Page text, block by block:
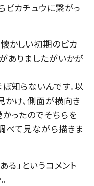
ピカチュウに繋がっ
かしい初期のピカ
ありましたがいかが
知らないんです。以
け、側面が横向き
ったのでそちらを
べて見ながら描きま
る」というコメント